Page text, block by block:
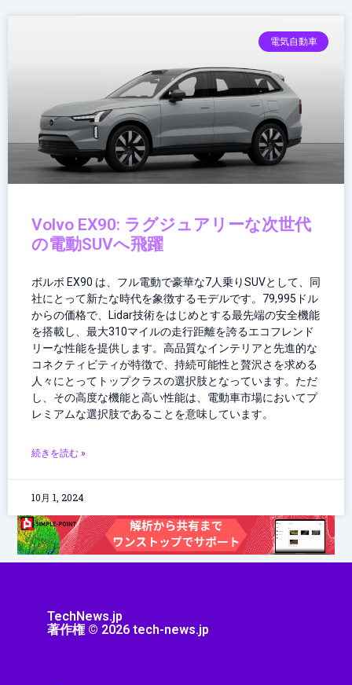
電気自動車
Volvo EX90: ラグジュアリーな次世代
の電動SUVへ飛躍
ボルボ EX90 は、フル電動で豪華な7人乗りSUVとして、同
社にとって新たな時代を象徴するモデルです。79,995ドル
からの価格で、Lidar技術をはじめとする最先端の安全機能
を搭載し、最大310マイルの走行距離を誇るエコフレンド
リーな性能を提供します。高品質なインテリアと先進的な
コネクティビティが特徴で、持続可能性と贅沢さを求める
人々にとってトップクラスの選択肢となっています。ただ
し、その高度な機能と高い性能は、電動車市場においてプ
レミアムな選択肢であることを意味しています。
続きを読む »
10月 1, 2024
TechNews.jp
著作権 © 2026 tech-news.jp